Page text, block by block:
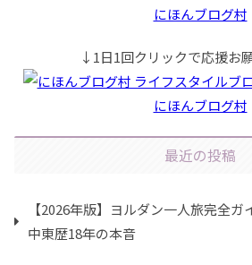
にほんブログ村
↓1日1回クリックで応援お
にほんブログ村
最近の投稿
【2026年版】ヨルダン一人旅完全ガ
中東歴18年の本音